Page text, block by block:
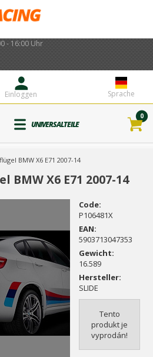
- 16:00 Uhr
Sprache
Einloggen
UNIVERSALTEILE
0
BMW X6 E71 2007-14
BMW X6 E71 2007-14
Code:
P106481X
EAN:
5903713047353
Gewicht:
16.589
Hersteller:
SLIDE
Tento
produkt je
vyprodán!